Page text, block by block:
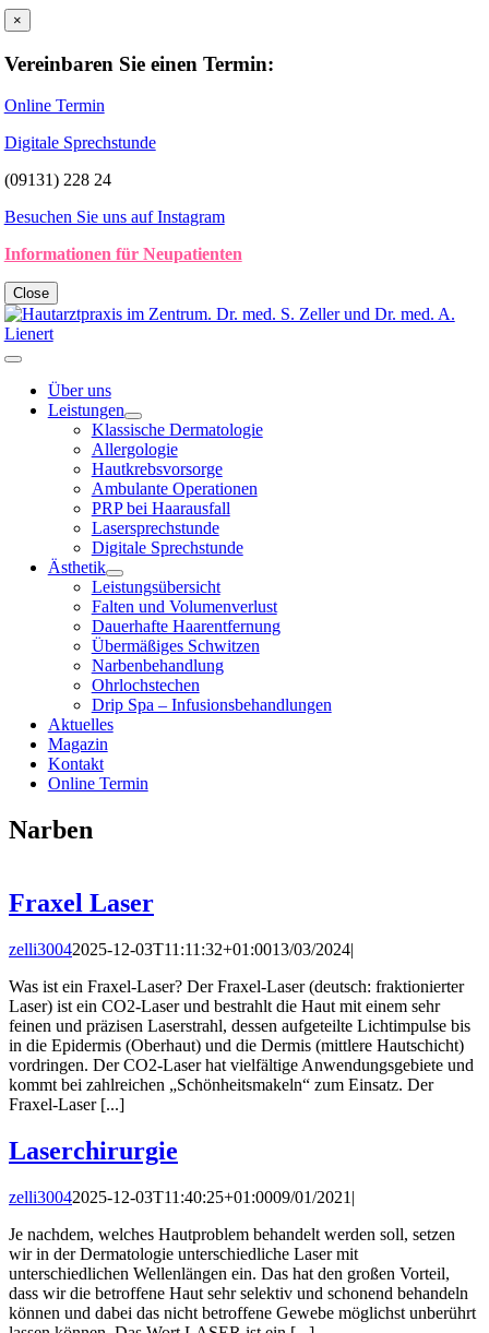
Zum
Inhalt
springen
×
Vereinbaren Sie einen Termin:
Online Termin
Digitale Sprechstunde
(09131) 228 24
Besuchen Sie uns auf Instagram
Informationen für Neupatienten
Close
Toggle
NavigationÜber uns
Leistungen
Klassische Dermatologie
Allergologie
Hautkrebsvorsorge
Ambulante Operationen
PRP bei Haarausfall
Lasersprechstunde
Digitale Sprechstunde
Ästhetik
Leistungsübersicht
Falten und Volumenverlust
Dauerhafte Haarentfernung
Übermäßiges Schwitzen
Narbenbehandlung
Ohrlochstechen
Drip Spa – Infusionsbehandlungen
Aktuelles
Magazin
Kontakt
Online Termin
Narben
Fraxel Laser
zelli30042025-12-03T11:11:32+01:0013/03/2024|
Was ist ein Fraxel-Laser? Der Fraxel-Laser (deutsch: fraktionierter
Laser) ist ein CO2-Laser und bestrahlt die Haut mit einem sehr
feinen und präzisen Laserstrahl, dessen aufgeteilte Lichtimpulse bis
in die Epidermis (Oberhaut) und die Dermis (mittlere Hautschicht)
vordringen. Der CO2-Laser hat vielfältige Anwendungsgebiete und
kommt bei zahlreichen „Schönheitsmakeln“ zum Einsatz. Der
Fraxel-Laser [...]
Laserchirurgie
zelli30042025-12-03T11:40:25+01:0009/01/2021 |
Je nachdem, welches Hautproblem behandelt werden soll, setzen
wir in der Dermatologie unterschiedliche Laser mit
unterschiedlichen Wellenlängen ein. Das hat den großen Vorteil,
dass wir die betroffene Haut sehr selektiv und schonend behandeln
können und dabei das nicht betroffene Gewebe möglichst unberührt